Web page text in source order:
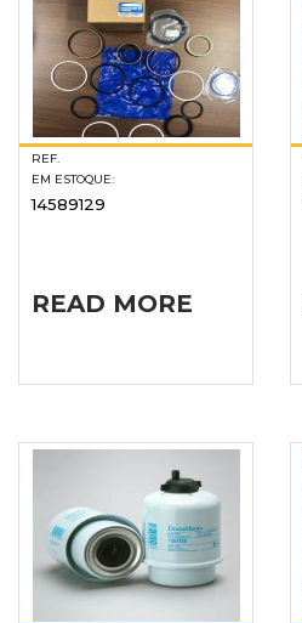
REF.
EM ESTOQUE:
14589129
READ MORE